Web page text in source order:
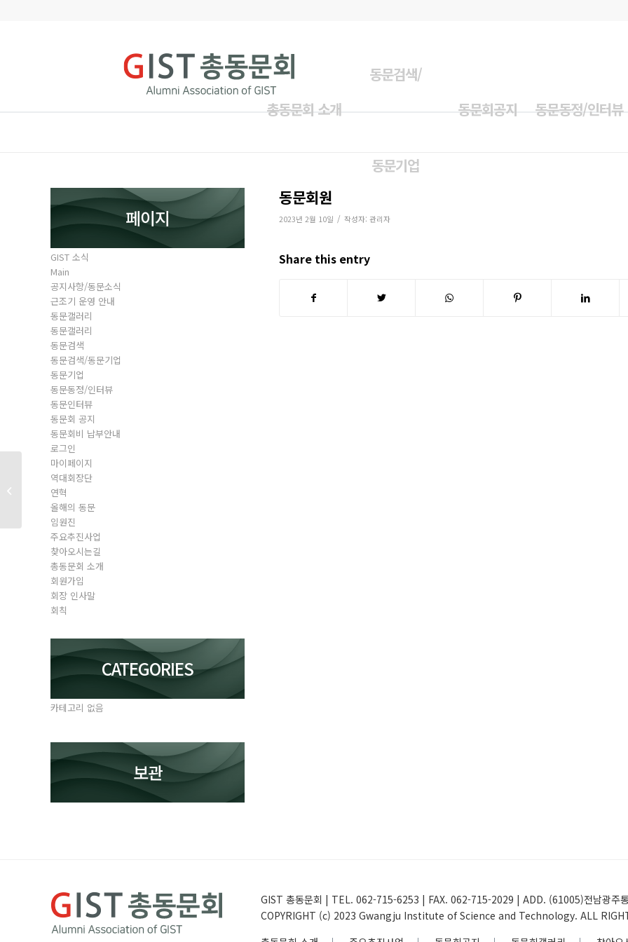
총동문회 소개
동문검색/
동문기업
동문회공지 동문동정/인터뷰
동문회원
2023년 2월 10일 / 작성자: 관리자
Share this entry
페이지
GIST 소식
Main
공지사항/동문소식
근조기 운영 안내
동문갤러리
동문갤러리
동문검색
동문검색/동문기업
동문기업
동문동정/인터뷰
동문인터뷰
동문회 공지
동문회비 납부안내
로그인
마이페이지
역대회장단
연혁
올해의 동문
임원진
주요추진사업
찾아오시는길
총동문회 소개
회원가입
회장 인사말
회칙
CATEGORIES
카테고리 없음
보관
GIST 총동문회 | TEL. 062-715-6253 | FAX. 062-715-2029 | ADD. (61005)전남광주
COPYRIGHT (c) 2023 Gwangju Institute of Science and Technology. ALL
동문회원